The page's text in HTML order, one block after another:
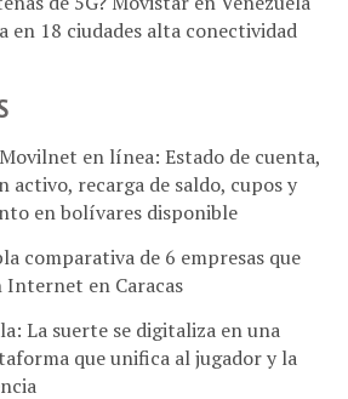
en 18 ciudades alta conectividad
en línea: Estado de cuenta,
activo, recarga de saldo, cupos y
en bolívares disponible
comparativa de 6 empresas que
Internet en Caracas
La suerte se digitaliza en una
que unifica al jugador y la